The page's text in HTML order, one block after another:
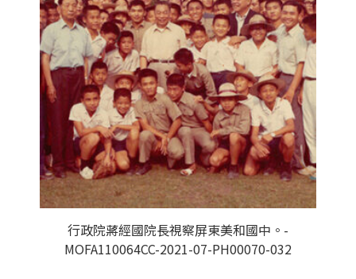
行政院蔣經國院長視察屏東美和國中。-
MOFA110064CC-2021-07-PH00070-032